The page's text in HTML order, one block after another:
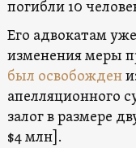
погибли 10
Его адвокатам
изменения меры
был освобожден
апелляционного
залог в размере
$4 млн].